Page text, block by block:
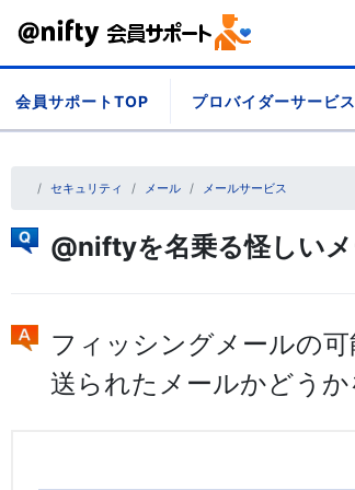
会員サポートTOP プロバイダーサービス
セキュリティ メール メールサービス
@niftyを名乗る怪しいメ
フィッシングメールの
送られたメールかどうか